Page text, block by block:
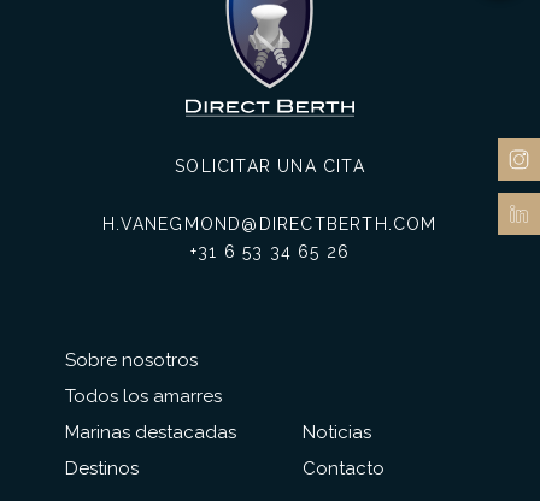
Sobre nosotros
Todos los amarres
Marinas destacadas
Destinos
SOLICITAR UNA CITA
H.VANEGMOND@DIRECTBERTH.COM
+31 6 53 34 65 26
Noticias
Contacto